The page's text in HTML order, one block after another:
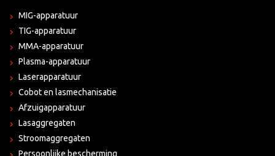
MIG-apparatuur
TIG-apparatuur
MMA-apparatuur
Plasma-apparatuur
Laserapparatuur
Cobot en lasmechanisatie
Afzuigapparatuur
Lasaggregaten
Stroomaggregaten
Persoonlijke bescherming